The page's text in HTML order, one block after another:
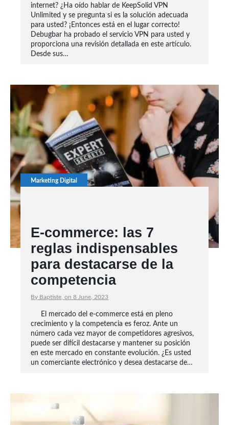
internet? ¿Ha oído hablar de KeepSolid VPN
Unlimited y se pregunta si es la solución adecuada
para usted? ¡Entonces está en el lugar correcto!
Debugbar ha probado el servicio VPN para usted y
proporciona una revisión detallada en este artículo.
Desde sus…
Marketing Digital
E-commerce: las 7
reglas indispensables
para destacarse de la
competencia
By Baptiste, on 8 June, 2023
El mercado del e-commerce está en pleno
crecimiento y la competencia es feroz. Ante un
número cada vez mayor de competidores agresivos,
puede ser difícil destacarse y mantener su posición
en este mercado en constante evolución. ¿Es usted
un comerciante electrónico y desea destacarse de…